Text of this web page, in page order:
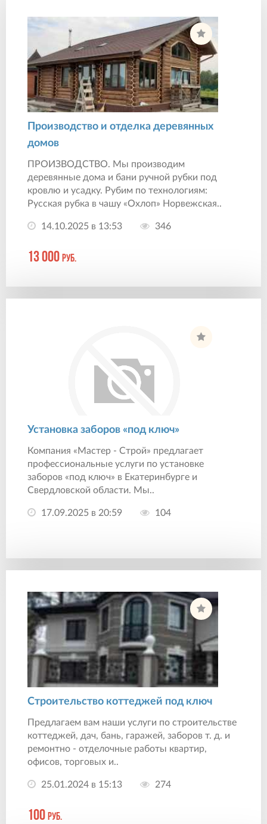
Производство и отделка деревянных
домов
ПРОИЗВОДСТВО. Мы производим
деревянные дома и бани ручной рубки под
кровлю и усадку. Рубим по технологиям:
Русская рубка в чашу «Охлоп» Норвежская..
14.10.2025 в 13:53 346
13 000 руб.
Установка заборов «под ключ»
Компания «Мастер - Строй» предлагает
профессиональные услуги по установке
заборов «под ключ» в Екатеринбурге и
Свердловской области. Мы..
17.09.2025 в 20:59 104
Строительство коттеджей под ключ
Предлагаем вам наши услуги по строительстве
коттеджей, дач, бань, гаражей, заборов т. д. и
ремонтно - отделочные работы квартир,
офисов, торговых и..
25.01.2024 в 15:13 274
100 руб.